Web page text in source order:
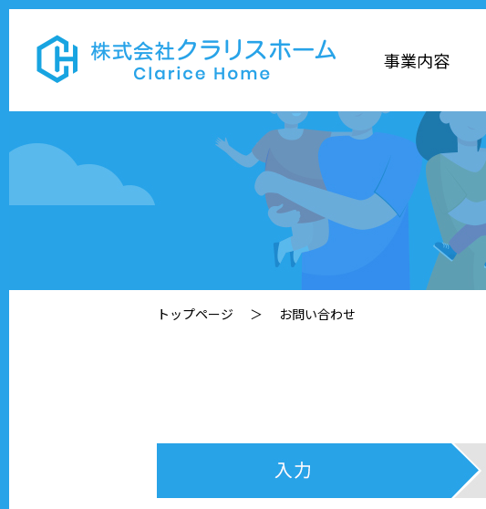
事業内容
トップページ ＞ お問い合わせ